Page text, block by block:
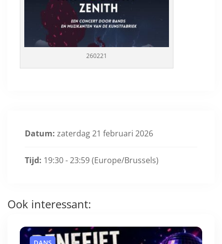
260221
Datum: zaterdag 21 februari 2026
Tijd: 19:30 - 23:59(Europe/Brussels)
Ook interessant: